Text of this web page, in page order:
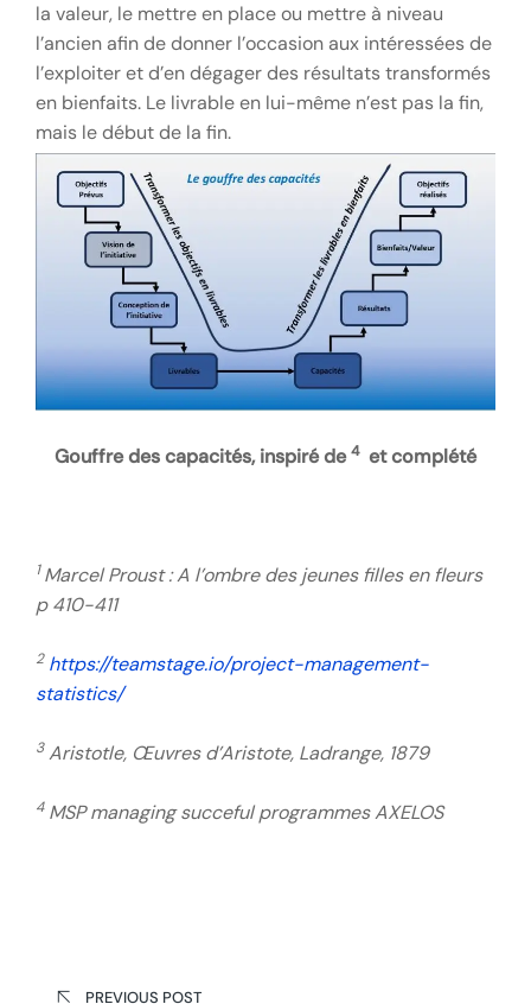
la valeur, le mettre en place ou mettre à niveau
l’ancien afin de donner l’occasion aux intéressées de
l’exploiter et d’en dégager des résultats transformés
en bienfaits. Le livrable en lui-même n’est pas la fin,
mais le début de la fin.
Gouffre des capacités, inspiré de4et complété
1Marcel Proust : A l’ombre des jeunes filles en fleurs
p 410-411
2 https://teamstage.io/project-management-
statistics/
3 Aristotle, Œuvres d’Aristote, Ladrange, 1879
4MSP managing succeful programmes AXELOS
Post
PREVIOUS POST